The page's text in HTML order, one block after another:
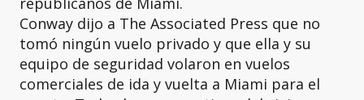
Conway dijo a The Associated Press que no
tomó ningún vuelo privado y que ella y su
equipo de seguridad volaron en vuelos
comerciales de ida y vuelta a Miami para el